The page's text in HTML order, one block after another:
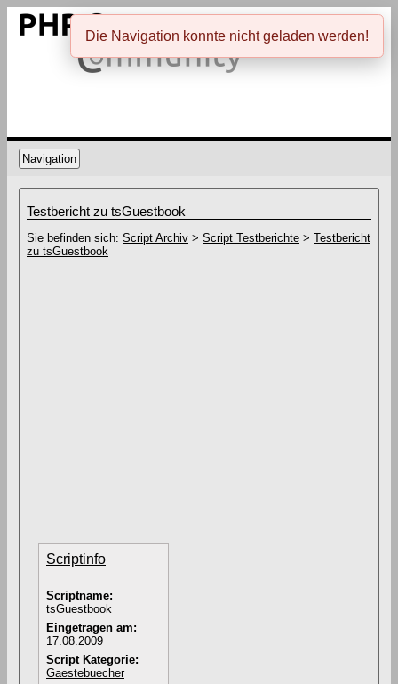
Navigation
Testbericht zu tsGuestbook
Sie befinden sich: Script Archiv > Script Testberichte > Testbericht
zu tsGuestbook
Scriptinfo
Scriptname:
tsGuestbook
Eingetragen am:
17.08.2009
Script Kategorie:
Gaestebuecher
Die Navigation konnte nicht geladen werden!